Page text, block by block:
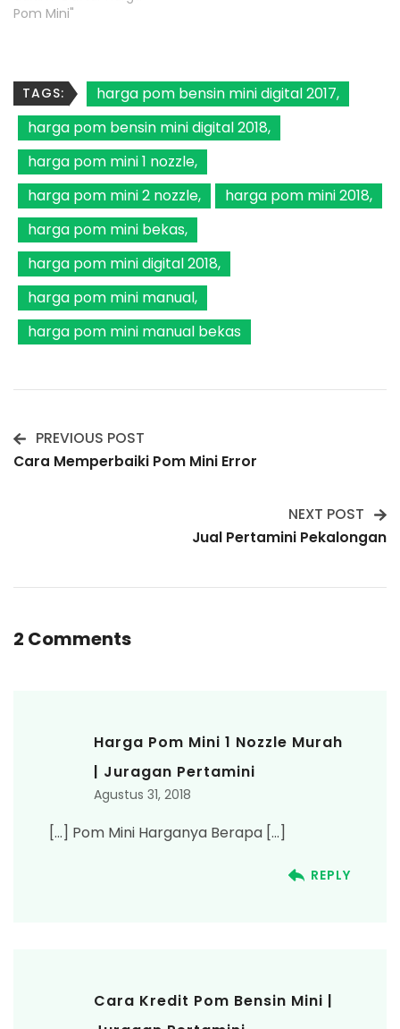
Pom Mini"
TAGS:
harga pom bensin mini digital 2017
harga pom bensin mini digital 2018
harga pom mini 1 nozzle
harga pom mini 2 nozzle
harga pom mini 2018
harga pom mini bekas
harga pom mini digital 2018
harga pom mini manual
harga pom mini manual bekas
Post
PREVIOUS POST
Cara Memperbaiki Pom Mini Error
NEXT POST
Jual Pertamini Pekalongan
2 Comments
Harga Pom Mini 1 Nozzle Murah
| Juragan Pertamini
Agustus 31, 2018
[…] Pom Mini Harganya Berapa […]
REPLY
Cara Kredit Pom Bensin Mini |